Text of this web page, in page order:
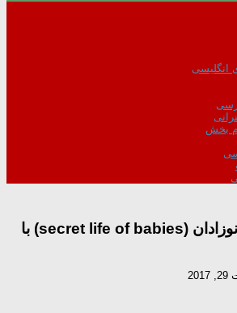
انگلیسی
بخش
دانلود مستند دنیای نوزادان (secret life of babies) با